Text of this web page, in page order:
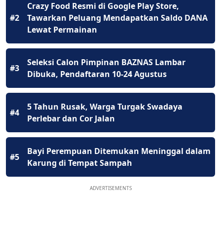
#2
Crazy Food Resmi di Google Play Store,
Tawarkan Peluang Mendapatkan Saldo DANA
Lewat Permainan
#3
Seleksi Calon Pimpinan BAZNAS Lambar
Dibuka, Pendaftaran 10-24 Agustus
#4
5 Tahun Rusak, Warga Turgak Swadaya
Perlebar dan Cor Jalan
#5
Bayi Perempuan Ditemukan Meninggal dalam
Karung di Tempat Sampah
ADVERTISEMENTS